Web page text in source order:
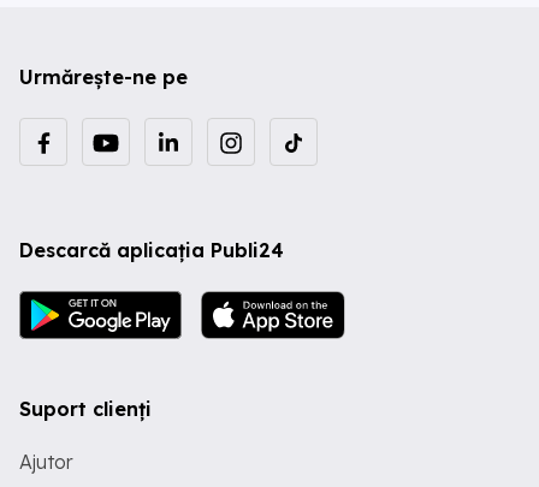
Urmărește-ne pe
Descarcă aplicația Publi24
Suport clienți
Ajutor